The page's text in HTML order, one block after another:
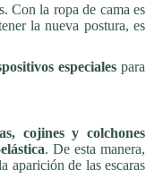
Con la ropa de cama es
la nueva postura, es
especiales para
cojines y colchones
. De esta manera,
aparición de las escaras